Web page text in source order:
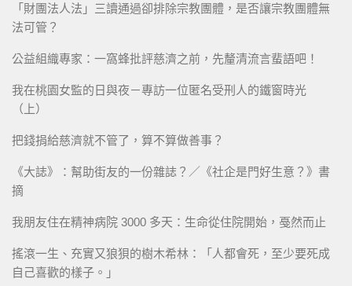
「財團法人法」三讀通過卻排除宗教團體，是否讓宗教團體無
法可管？
公益組織專家：一窩蜂批評慈濟之前，先釐清流言蜚語吧！
我在桃園女監的日與夜－專訪一位匿名受刑人的鐵窗時光
（上）
把錢捐給慈濟就不管了，算不算做善事？
《大誌》：幫助街友的一份雜誌？／《社企是門好生意？》書
摘
我朋友住在精神病院 3000 多天：生命從住院開始，戞然而止
搖滾一生、充實又狼狽的樹木希林：「人都會死，至少要死成
自己喜歡的樣子。」